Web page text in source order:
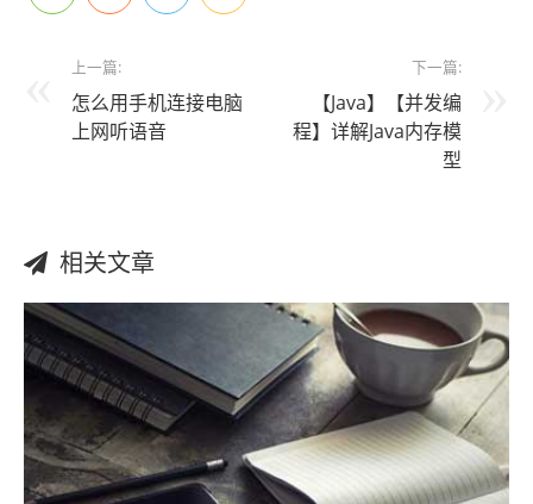
上一篇:
怎么用手机连接电脑
上网听语音
下一篇:
【Java】【并发编
程】详解Java内存模
型
相关文章